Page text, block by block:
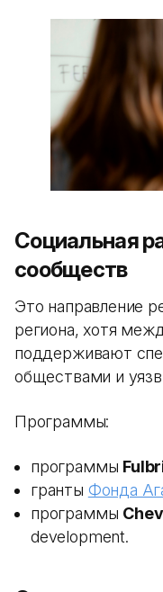
Социальная
сообществ
Это направление
региона, хотя
поддерживают
обществами и
Программы:
программы
гранты Фонда
программы
development.